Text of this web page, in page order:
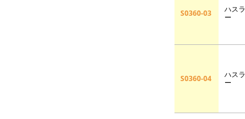
S0360-03
ハスラ
ー
S0360-04
ハスラ
ー